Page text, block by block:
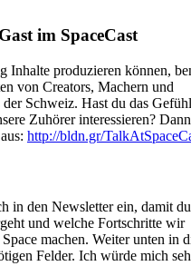
im SpaceCast
Inhalte produzieren können,
von Creators, Machern und
Schweiz. Hast du das
Zuhörer interessieren?
http://bldn.gr/
in den Newsletter ein, damit
und welche Fortschritte
machen. Weiter unten in
Felder. Ich würde mich